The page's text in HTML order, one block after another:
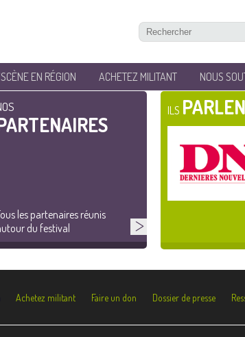
EN RÉGION ACHETEZ MILITANT NOUS
les partenaires réunis
du festival
ILS
Achetez militant Faire un don Dossier de presse